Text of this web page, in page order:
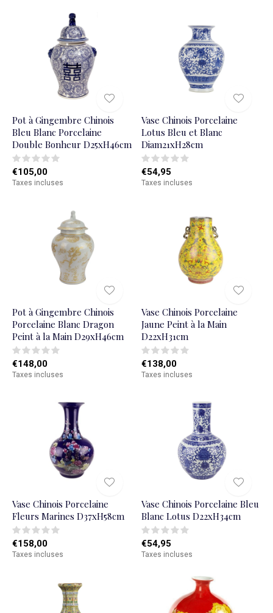
Pot à Gingembre Chinois
Bleu Blanc Porcelaine
Double Bonheur D25xH46cm
€105,00
Taxes incluses
Vase Chinois Porcelaine
Lotus Bleu et Blanc
Diam21xH28cm
€54,95
Taxes incluses
Pot à Gingembre Chinois
Porcelaine Blanc Dragon
Peint à la Main D29xH46cm
€148,00
Taxes incluses
Vase Chinois Porcelaine
Jaune Peint à la Main
D22xH31cm
€138,00
Taxes incluses
Vase Chinois Porcelaine
Fleurs Marines D37xH58cm
€158,00
Taxes incluses
Vase Chinois Porcelaine Bleu
Blanc Lotus D22xH34cm
€54,95
Taxes incluses